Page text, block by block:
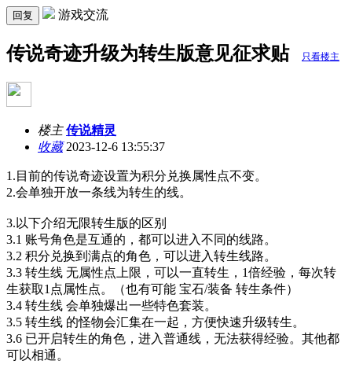
回复 游戏交流
传说奇迹升级为转生版意见征求贴 只看楼主
楼主 传说精灵
收藏2023-12-6 13:55:37
1.目前的传说奇迹设置为积分兑换属性点不变。
2.会单独开放一条线为转生的线。
3.以下介绍无限转生版的区别
3.1 账号角色是互通的，都可以进入不同的线路。
3.2 积分兑换到满点的角色，可以进入转生线路。
3.3 转生线 无属性点上限，可以一直转生，1倍经验，每次转
生获取1点属性点。（也有可能 宝石/装备 转生条件）
3.4 转生线 会单独爆出一些特色套装。
3.5 转生线 的怪物会汇集在一起，方便快速升级转生。
3.6 已开启转生的角色，进入普通线，无法获得经验。其他都
可以相通。